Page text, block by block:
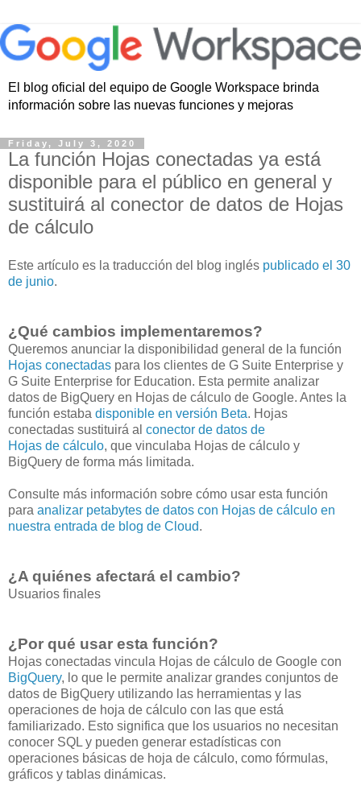
El blog oficial del equipo de Google Workspace brinda
información sobre las nuevas funciones y mejoras
Friday, July 3, 2020
La función Hojas conectadas ya está
disponible para el público en general y
sustituirá al conector de datos de Hojas
de cálculo
Este artículo es la traducción del blog inglés publicado el 30
de junio.
¿Qué cambios implementaremos?
Queremos anunciar la disponibilidad general de la función
Hojas conectadas para los clientes de G Suite Enterprise y
G Suite Enterprise for Education. Esta permite analizar
datos de BigQuery en Hojas de cálculo de Google. Antes la
función estaba disponible en versión Beta. Hojas
conectadas sustituirá al conector de datos de
Hojas de cálculo, que vinculaba Hojas de cálculo y
BigQuery de forma más limitada.
Consulte más información sobre cómo usar esta función
para analizar petabytes de datos con Hojas de cálculo en
nuestra entrada de blog de Cloud.
¿A quiénes afectará el cambio?
Usuarios finales
¿Por qué usar esta función?
Hojas conectadas vincula Hojas de cálculo de Google con
BigQuery, lo que le permite analizar grandes conjuntos de
datos de BigQuery utilizando las herramientas y las
operaciones de hoja de cálculo con las que está
familiarizado. Esto significa que los usuarios no necesitan
conocer SQL y pueden generar estadísticas con
operaciones básicas de hoja de cálculo, como fórmulas,
gráficos y tablas dinámicas.